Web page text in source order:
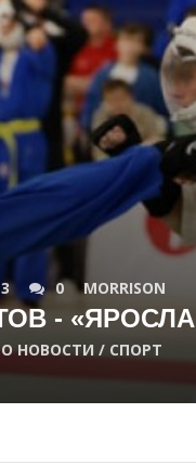
3 0 MORRISON
-
НОВОСТИ / СПОРТ